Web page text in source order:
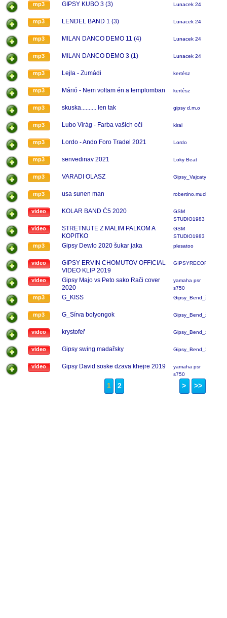
mp3 GIPSY KUBO 3 (3) Lunacek 24
mp3 LENDEL BAND 1 (3) Lunacek 24
mp3 MILAN DANCO DEMO 11 (4) Lunacek 24
mp3 MILAN DANCO DEMO 3 (1) Lunacek 24
mp3 Lejla - Zumádi kertész
mp3 Márió - Nem voltam én a templomban kertész
mp3 skuska.......... len tak gipsy d.m.o
mp3 Lubo Virág - Farba vašich očí kiral
mp3 Lordo - Ando Foro Tradel 2021 Lordo
mp3 senvedinav 2021 Loky Beat
mp3 VARADI OLASZ Gipsy_Vajcaty
mp3 usa sunen man robertino.mucha
video KOLAR BAND Č5 2020
GSM
STUDIO1983
video
STRETNUTE Z MALIM PALKOM A
KOPITKO
GSM
STUDIO1983
mp3 Gipsy Dewlo 2020 šukar jaka plesatoo
video
GIPSY ERVIN CHOMUTOV OFFICIAL
VIDEO KLIP 2019
GIPSYRECORD
video
Gipsy Majo vs Peto sako Rači cover
2020
yamaha psr
s750
mp3 G_KISS Gipsy_Bend_žatec
mp3 G_Sírva bolyongok Gipsy_Bend_žatec
video krystofeř Gipsy_Bend_žatec
video Gipsy swing madařsky Gipsy_Bend_žatec
video Gipsy David soske dzava khejre 2019
yamaha psr
s750
1 2 > >>